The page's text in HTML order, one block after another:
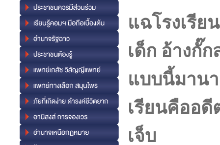
แฉโรงเรีย
เด็ก อ้างกั๊
แบบนี้มาน
เรียนคืออดี
เจ็บ